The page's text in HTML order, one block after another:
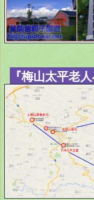
『梅山太平老